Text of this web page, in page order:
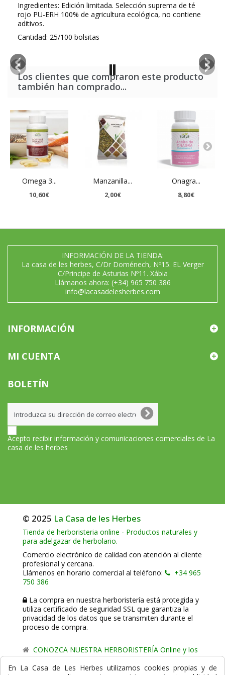
Ingredientes: Edición limitada. Selección suprema de té
rojo PU-ERH 100% de agricultura ecológica, no contiene
aditivos.
Cantidad: 25/100 bolsitas
Los clientes que compraron este producto
también han comprado...
Omega 3...
10,60€
Manzanilla...
2,00€
Onagra...
8,80€
INFORMACIÓN DE LA TIENDA:
La casa de les herbes, C/Dr Doménech, Nº15. EL Verger
C/Principe de Asturias Nº11. Xábia
Llámanos ahora: (+34) 965 750 386
info@lacasadelesherbes.com
INFORMACIÓN
MI CUENTA
BOLETÍN
Acepto recibir información y comunicaciones comerciales de La
casa de les herbes
© 2025 La Casa de les Herbes
Tienda de herboristeria online - Productos naturales y
para adelgazar de herbolario.
Comercio electrónico de calidad con atención al cliente
profesional y cercana.
Llámenos en horario comercial al teléfono:
+34 965
750 386
La compra en nuestra herboristería está protegida y
utiliza certificado de seguridad SSL que garantiza la
privacidad de los datos que se transmiten durante el
proceso de compra.
CONOZCA NUESTRA HERBORISTERÍA Online y los
comercio de proximidad de La Casa de les Herbes.
En La Casa de Les Herbes utilizamos cookies propias y de